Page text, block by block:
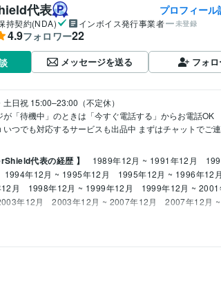
代表 プロフィー
持契約(NDA) インボイス発行事業者 未登録
4.9フォロワー22
メッセージを送る フォ
日祝 15:00–23:00（不定休）
が「待機中」のときは「今すぐ電話する」からお電話OK
つでも対応するサービスも出品中 まずはチャットでご
代表の経歴 】 1989年12月 ~ 1991年12月
1994年12月 ~ 1995年12月 1995年12月 ~ 1996年12月
月
1998年12月 ~ 1999年12月 1999年12月 ~ 2001
年12月
2003年12月 ~ 2007年12月
2007年12月
検挙　10回以上